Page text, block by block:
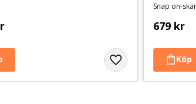
Snap on-
679 kr